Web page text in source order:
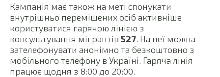
Кампанія має також на меті спонукати
внутрішньо переміщених осіб активніше
користуватися гарячою лінією з
консультування мігрантів 527. На неї можна
зателефонувати анонімно та безкоштовно з
мобільного телефону в Україні. Гаряча лінія
працює щодня з 8:00 до 20:00.